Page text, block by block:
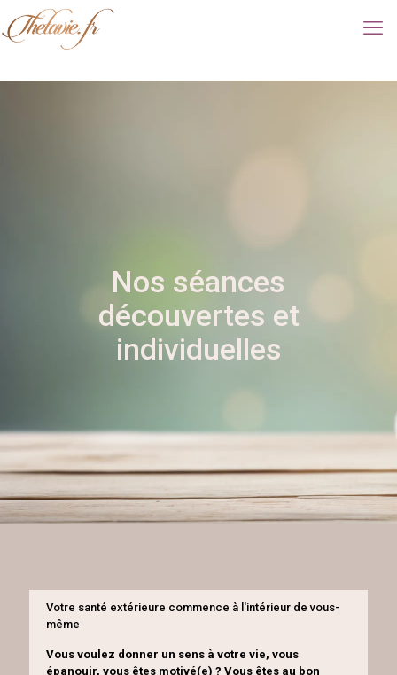
Nos séances
découvertes et
individuelles
Votre santé extérieure commence à l'intérieur de vous-
même
Vous voulez donner un sens à votre vie, vous
épanouir, vous êtes motivé(e) ? Vous êtes au bon